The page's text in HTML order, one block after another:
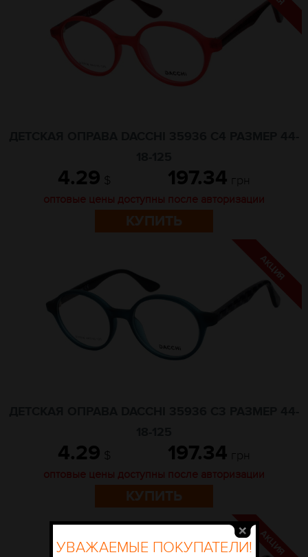
4.29 $ 197.34 грн
оптовые цены доступны после авторизации
КУПИТЬ
4.29 $ 197.34 грн
оптовые цены доступны после авторизации
КУПИТЬ
УВАЖАЕМЫЕ ПОКУПАТЕЛИ!